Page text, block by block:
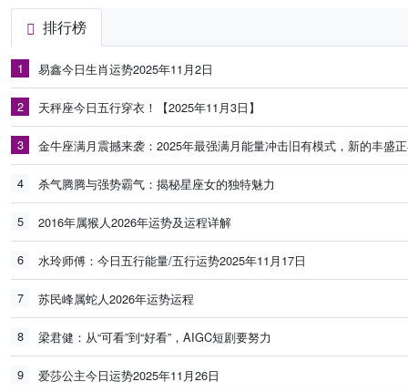
排行榜
1 易鑫今日生肖运势2025年11月2日
2 天秤座今日五行穿衣！【2025年11月3日】
3 金牛座满月震撼来袭：2025年最强满月能量冲击旧有模式，新的丰盛
4 杀气腾腾与强势霸气：揭秘星座女的独特魅力
5 2016年属猴人2026年运势及运程详解
6 水玲师傅：今日五行能量/五行运势2025年11月17日
7 苏民峰属蛇人2026年运势运程
8 梁君健：从“可看”到“好看”，AIGC短剧要努力
9 爱莎公主今日运势2025年11月26日